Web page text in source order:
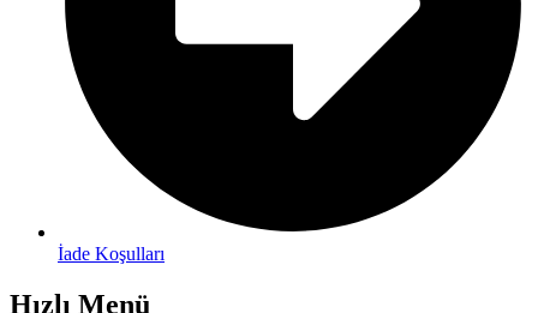
İade Koşulları
Hızlı Menü